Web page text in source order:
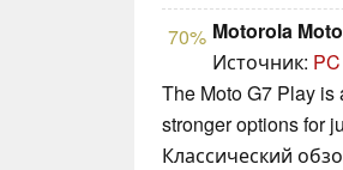
70% Motorola
Источник:
The Moto G7 Play is
stronger options for
Классический